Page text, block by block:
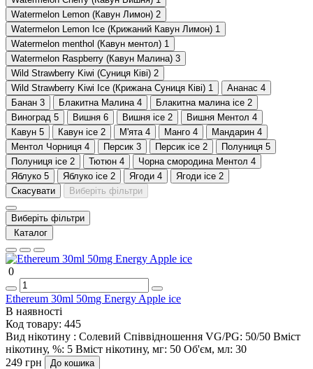
Watermelon Lemon (Кавун Лимон) 2
Watermelon Lemon Ice (Крижаний Кавун Лимон) 1
Watermelon menthol (Кавун ментол) 1
Watermelon Raspberry (Кавун Малина) 3
Wild Strawberry Kiwi (Суниця Ківі) 2
Wild Strawberry Kiwi Ice (Крижана Суниця Ківі) 1 Ананас 4
Банан 3 Блакитна Малина 4 Блакитна малина ice 2
Виноград 5 Вишня 6 Вишня ice 2 Вишня Ментол 4
Кавун 5 Кавун ice 2 М'ята 4 Манго 4 Мандарин 4
Ментол Чорниця 4 Персик 3 Персик ice 2 Полуниця 5
Полуниця ice 2 Тютюн 4 Чорна смородина Ментол 4
Яблуко 5 Яблуко ice 2 Ягоди 4 Ягоди ice 2
Скасувати
Виберіть фільтри
Виберіть фільтри
Каталог
0
Ethereum 30ml 50mg Energy Apple ice
В наявності
Код товару: 445
Вид нікотину : Солевий Співвідношення VG/PG: 50/50 Вміст
нікотину, %: 5 Вміст нікотину, мг: 50 Об'єм, мл: 30
249 грн
До кошика